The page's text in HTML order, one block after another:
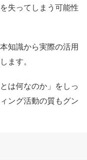
失ってしまう可能性
知識から実際の活用
ます。
は何なのか」をしっ
ング活動の質もグン